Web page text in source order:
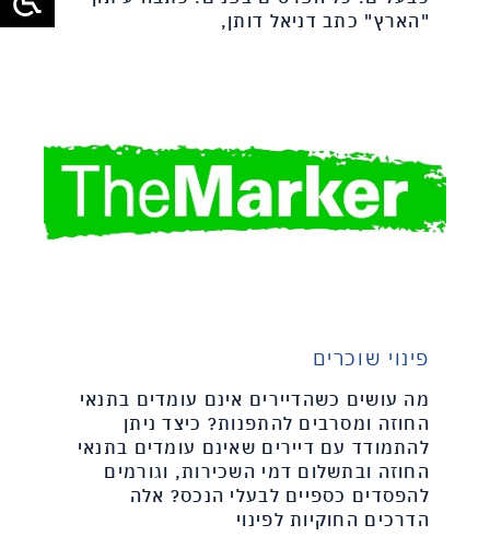
"הארץ" כתב דניאל דותן,
פינוי שוכרים
מה עושים כשהדיירים אינם עומדים בתנאי
החוזה ומסרבים להתפנות? כיצד ניתן
להתמודד עם דיירים שאינם עומדים בתנאי
החוזה ובתשלום דמי השכירות, וגורמים
להפסדים כספיים לבעלי הנכס? אלה
הדרכים החוקיות לפינוי